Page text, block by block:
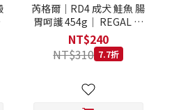
芮格爾｜RD4 成犬 鮭魚 腸
胃呵護 454g｜ REGAL 天
然犬糧 狗飼料
NT$240
NT$310 7.7折